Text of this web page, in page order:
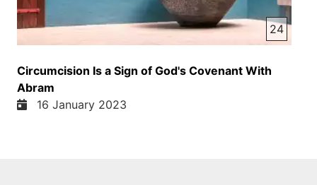
24
Circumcision Is a Sign of God's Covenant With
Abram
16 January 2023